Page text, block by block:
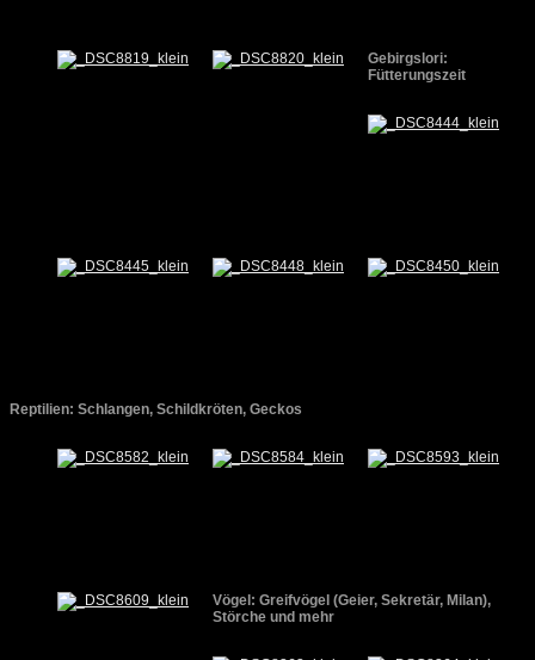
Gebirgslori:
Fütterungszeit
Reptilien: Schlangen, Schildkröten, Geckos
Vögel: Greifvögel (Geier, Sekretär, Milan),
Störche und mehr